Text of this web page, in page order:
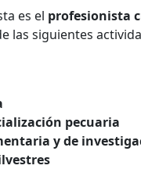
es el profesionista
las siguientes
pecuaria
y de